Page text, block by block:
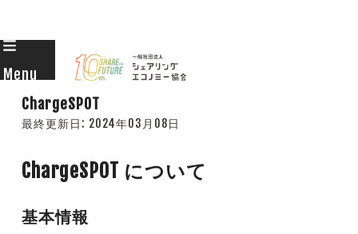
Skip
to
content
Menu
ChargeSPOT
最終更新日: 2024年03月08日
ChargeSPOT について
基本情報